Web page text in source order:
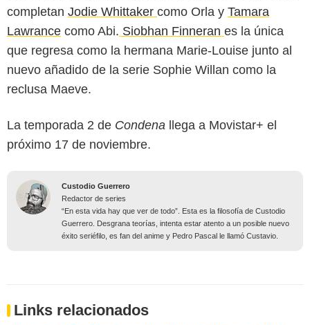
completan Jodie Whittaker como Orla y Tamara
Lawrance como Abi. Siobhan Finneran es la única
que regresa como la hermana Marie-Louise junto al
nuevo añadido de la serie Sophie Willan como la
reclusa Maeve.
La temporada 2 de Condena llega a Movistar+ el
próximo 17 de noviembre.
Custodio Guerrero
Redactor de series
“En esta vida hay que ver de todo”. Esta es la filosofía de Custodio
Guerrero. Desgrana teorías, intenta estar atento a un posible nuevo
éxito seriéfilo, es fan del anime y Pedro Pascal le llamó Custavio.
Links relacionados